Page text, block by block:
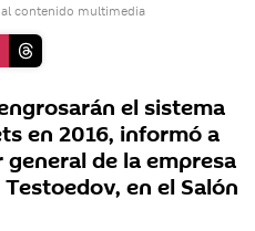
contenido multimedia
el sistema
en 2016, informó a
de la empresa
en el Salón